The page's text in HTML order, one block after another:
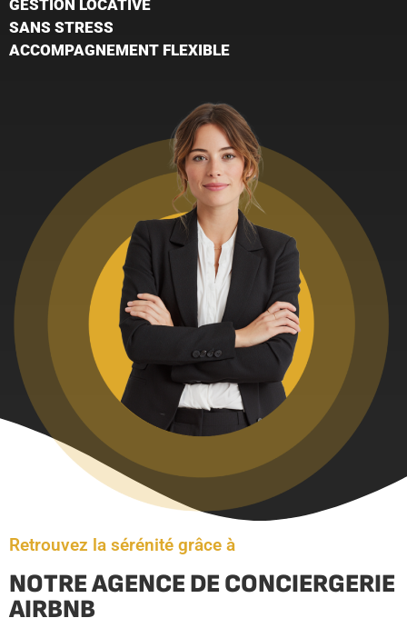
GESTION LOCATIVE
SANS STRESS
ACCOMPAGNEMENT FLEXIBLE
Retrouvez la sérénité grâce à
NOTRE AGENCE DE CONCIERGERIE
AIRBNB